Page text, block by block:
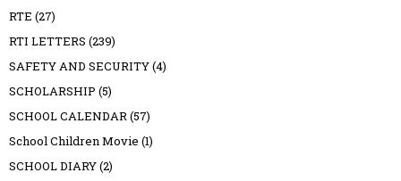
RTE (27)
RTI LETTERS (239)
SAFETY AND SECURITY(4)
SCHOLARSHIP (5)
SCHOOL CALENDAR(57)
School Children Movie (1)
SCHOOL DIARY(2)